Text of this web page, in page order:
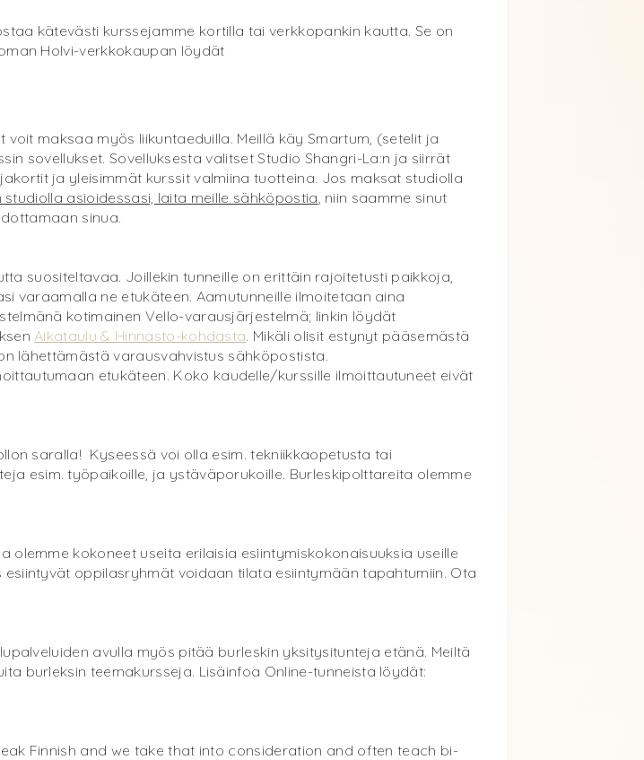
kätevästi kurssejamme kortilla tai verkkopankin kautta. Se on
Holvi-verkkokaupan löydät
maksaa myös liikuntaeduilla. Meillä käy Smartum, (setelit ja
sovellukset. Sovelluksesta valitset Studio Shangri-La:n ja siirrät
ja yleisimmät kurssit valmiina tuotteina. Jos maksat studiolla
studiolla asioidessasi, laita meille sähköpostia , niin saamme sinut
sinua.
suositeltavaa. Joillekin tunneille on erittäin rajoitetusti paikkoja,
varaamalla ne etukäteen. Aamutunneille ilmoitetaan aina
kotimainen Vello-varausjärjestelmä; linkin löydät
Aikataulu & Hinnasto-kohdasta. Mikäli olisit estynyt pääsemästä
lähettämästä varausvahvistus sähköpostista.
etukäteen. Koko kaudelle/kurssille ilmoittautuneet eivät
saralla! Kyseessä voi olla esim. tekniikkaopetusta tai
esim. työpaikoille, ja ystäväporukoille. Burleskipolttareita olemme
kokoneet useita erilaisia esiintymiskokonaisuuksia useille
esiintyvät oppilasryhmät voidaan tilata esiintymään tapahtumiin. Ota
avulla myös pitää burleskin yksitysitunteja etänä. Meiltä
burleksin teemakursseja. Lisäinfoa Online-tunneista löydät:
Finnish and we take that into consideration and often teach bi-